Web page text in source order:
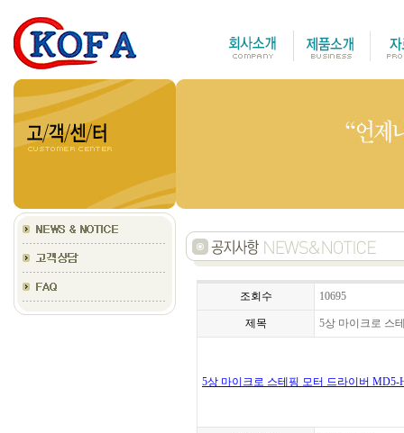
조회수 10695
제목 5상 마이크로 스
5상 마이크로 스테핑 모터 드라이버 MD5-